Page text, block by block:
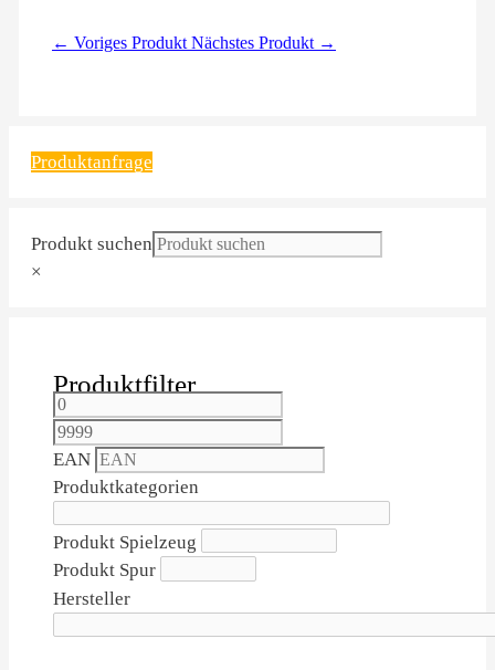
← Voriges Produkt Nächstes Produkt →
Produktanfrage
Produkt suchen
×
Produktfilter
EAN
Produktkategorien
Produkt Spielzeug
Produkt Spur
Hersteller